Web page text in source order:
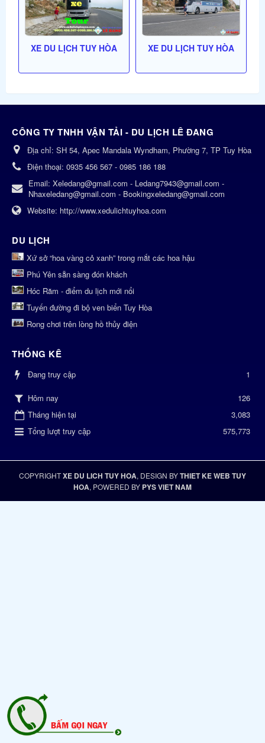
XE DU LỊCH TUY HÒA XE DU LỊCH TUY HÒA
CÔNG TY TNHH VẬN TẢI - DU LỊCH LÊ ĐANG
Địa chỉ: SH 54, Apec Mandala Wyndham, Phường 7, TP Tuy Hòa
Điện thoại: 0935 456 567 - 0985 186 188
Email: Xeledang@gmail.com - Ledang7943@gmail.com -
Nhaxeledang@gmail.com - Bookingxeledang@gmail.com
Website: http://www.xedulichtuyhoa.com
DU LỊCH
Xứ sở “hoa vàng cỏ xanh” trong mắt các hoa hậu
Phú Yên sẵn sàng đón khách
Hóc Răm - điểm du lịch mới nổi
Tuyến đường đi bộ ven biển Tuy Hòa
Rong chơi trên lòng hồ thủy điện
THỐNG KÊ
Đang truy cập 1
Hôm nay
126
Tháng hiện tại
3,083
Tổng lượt truy cập
575,773
COPYRIGHTXE DU LICH TUY HOA, DESIGN BYTHIET KE WEB TUY
HOA, POWERED BY PYS VIET NAM